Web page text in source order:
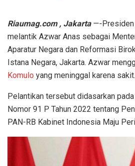
Riaumag.com , Jakarta—-Presiden
melantik Azwar Anas sebagai
Aparatur Negara dan Reformasi
Istana Negara, Jakarta. Azwar
Komulo yang meninggal karena sakit.
Pelantikan tersebut didasarkan
Nomor 91 P Tahun 2022 tentang
PAN-RB Kabinet Indonesia Maju